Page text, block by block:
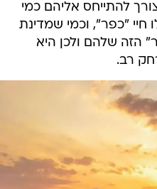
להתייחס אליהם כמי
חיי "כפר", וכמי שמדינת
הזה שלהם ולכן היא
רב.